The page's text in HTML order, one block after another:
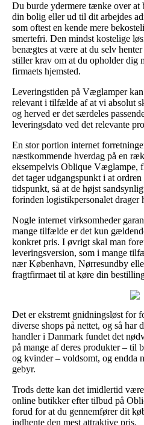
Du burde ydermere tænke over
din bolig eller ud til dit arbejdes
som oftest en kende mere
smertefri. Den mindst kostelige
benægtes at være at du selv
stiller krav om at du opholder dig
firmaets hjemsted.
Leveringstiden på Væglamper
relevant i tilfælde af at vi absolut
og herved er det særdeles
leveringsdato ved det relevante
En stor portion internet
næstkommende hverdag på en
eksempelvis Oblique Væglampe,
det tager udgangspunkt i at
tidspunkt, så at de højst
forinden logistikpersonalet drager
Nogle internet virksomheder
mange tilfælde er det kun
konkret pris. I øvrigt skal man
leveringsversion, som i mange
nær København, Nørresundby
fragtfirmaet til at køre din
Det er ekstremt gnidningsløst for
diverse shops på nettet, og så
handler i Danmark fundet det
på mange af deres produkter – til
og kvinder – voldsomt, og endda
gebyr.
Trods dette kan det imidlertid
online butikker efter tilbud på
forud for at du gennemfører dit
indhente den mest attraktive pris.